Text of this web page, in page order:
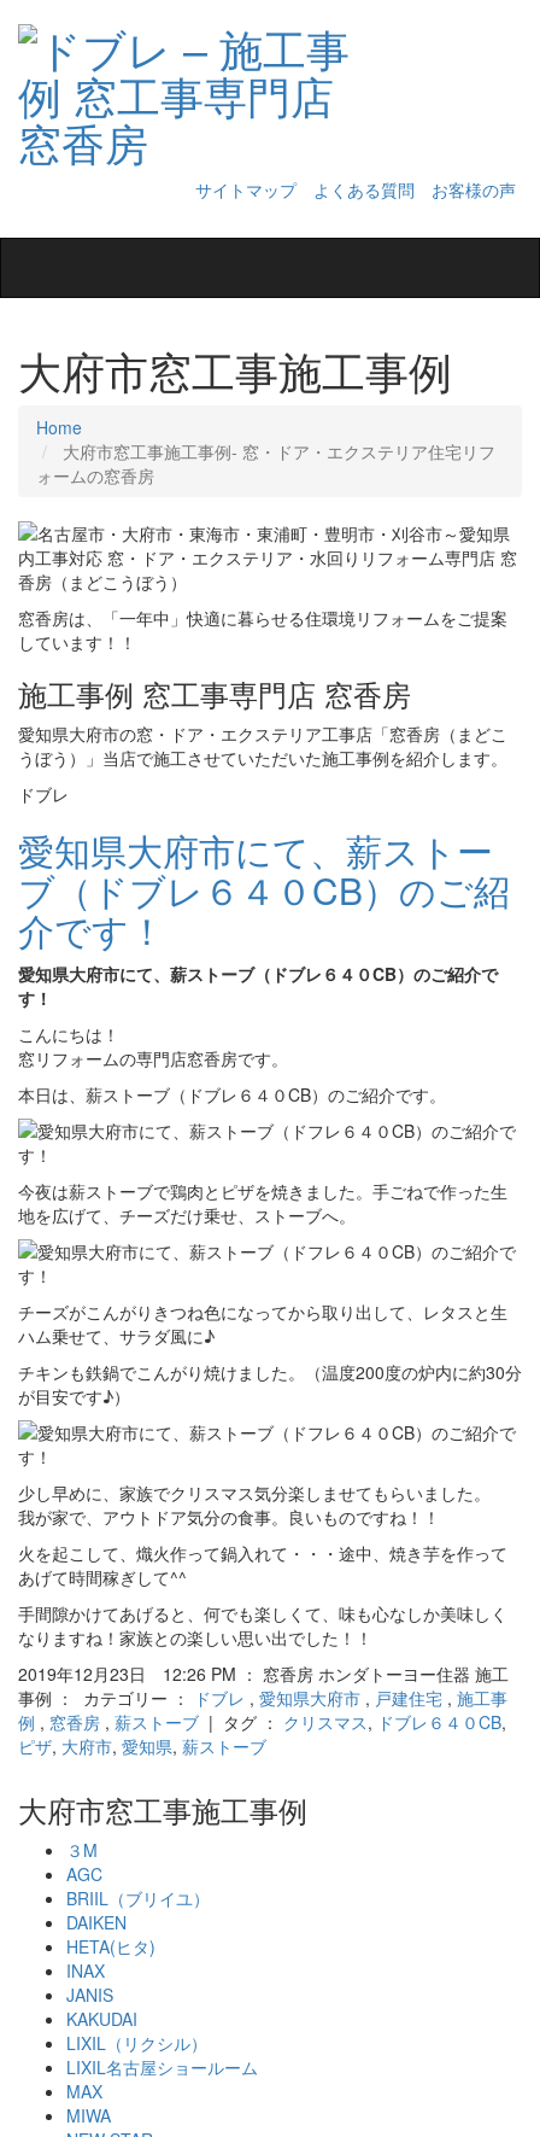
サイトマップ よくある質問
お客様の声
navigation
大府市窓工事施工事例
Home
大府市窓工事施工事例‐ 窓・ドア・エクステリア住宅リフ
ォームの窓香房
窓香房は、「一年中」快適に暮らせる住環境リフォームをご提案
しています！！
施工事例 窓工事専門店 窓香房
愛知県大府市の窓・ドア・エクステリア工事店「窓香房（まどこ
うぼう）」当店で施工させていただいた施工事例を紹介します。
ドブレ
愛知県大府市にて、薪ストー
ブ（ドブレ６４０CB）のご紹
介です！
愛知県大府市にて、薪ストーブ（ドブレ６４０CB）のご紹介で
す！
こんにちは！
窓リフォームの専門店窓香房です。
本日は、薪ストーブ（ドブレ６４０CB）のご紹介です。
今夜は薪ストーブで鶏肉とピザを焼きました。手ごねで作った生
地を広げて、チーズだけ乗せ、ストーブへ。
チーズがこんがりきつね色になってから取り出して、レタスと生
ハム乗せて、サラダ風に♪
チキンも鉄鍋でこんがり焼けました。（温度200度の炉内に約30分
が目安です♪）
少し早めに、家族でクリスマス気分楽しませてもらいました。
我が家で、アウトドア気分の食事。良いものですね！！
火を起こして、熾火作って鍋入れて・・・途中、焼き芋を作って
あげて時間稼ぎして^^
手間隙かけてあげると、何でも楽しくて、味も心なしか美味しく
なりますね！家族との楽しい思い出でした！！
2019年12月23日 12:26 PM ： 窓香房 ホンダトーヨー住器 施工
事例 ： カテゴリー ：
ドブレ , 愛知県大府市 , 戸建住宅 , 施工事
例 , 窓香房 , 薪ストーブ | タグ ： クリスマス, ドブレ６４０CB,
ピザ, 大府市, 愛知県, 薪ストーブ
大府市窓工事施工事例
３M
AGC
BRIIL（ブリイユ）
DAIKEN
HETA(ヒタ)
INAX
JANIS
KAKUDAI
LIXIL（リクシル）
LIXIL名古屋ショールーム
MAX
MIWA